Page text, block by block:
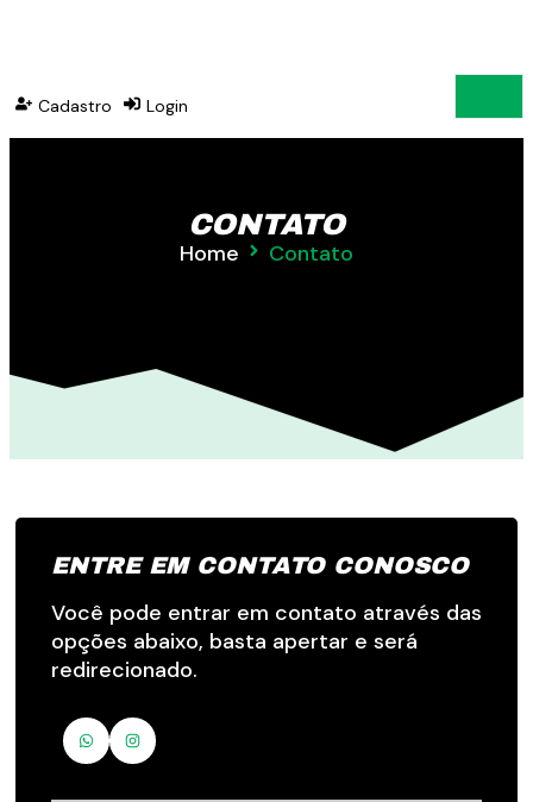
Cadastro Login
CONTATO
Home Contato
ENTRE EM CONTATO CONOSCO
Você pode entrar em contato através das
opções abaixo, basta apertar e será
redirecionado.